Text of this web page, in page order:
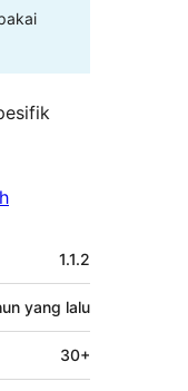
1.1.2
yang lalu
30+